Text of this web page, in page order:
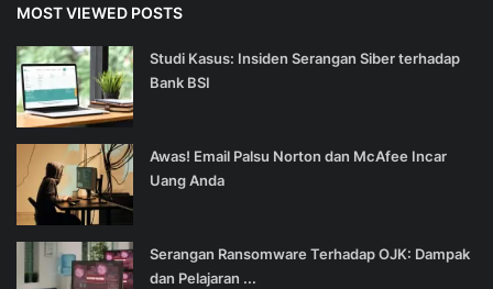
MOST VIEWED POSTS
Studi Kasus: Insiden Serangan Siber terhadap
Bank BSI
Awas! Email Palsu Norton dan McAfee Incar
Uang Anda
Serangan Ransomware Terhadap OJK: Dampak
dan Pelajaran ...